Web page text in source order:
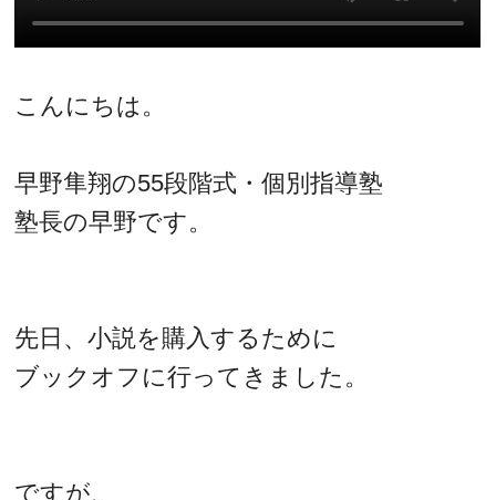
こんにちは。
早野隼翔の55段階式・個別指導塾
塾長の早野です。
先日、小説を購入するために
ブックオフに行ってきました。
ですが、